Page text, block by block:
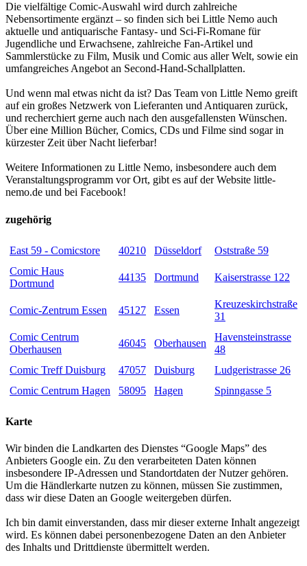
Die vielfältige Comic-Auswahl wird durch zahlreiche
Nebensortimente ergänzt – so finden sich bei Little Nemo auch
aktuelle und antiquarische Fantasy- und Sci-Fi-Romane für
Jugendliche und Erwachsene, zahlreiche Fan-Artikel und
Sammlerstücke zu Film, Musik und Comic aus aller Welt, sowie ein
umfangreiches Angebot an Second-Hand-Schallplatten.
Und wenn mal etwas nicht da ist? Das Team von Little Nemo greift
auf ein großes Netzwerk von Lieferanten und Antiquaren zurück,
und recherchiert gerne auch nach den ausgefallensten Wünschen.
Über eine Million Bücher, Comics, CDs und Filme sind sogar in
kürzester Zeit über Nacht lieferbar!
Weitere Informationen zu Little Nemo, insbesondere auch dem
Veranstaltungsprogramm vor Ort, gibt es auf der Website little-
nemo.de und bei Facebook!
zugehörig
East 59 - Comicstore 40210 Düsseldorf
Oststraße 59
Comic Haus
Dortmund
44135 Dortmund Kaiserstrasse 122
Comic-Zentrum Essen 45127 Essen
Kreuzeskirchstraße
31
Comic Centrum
Oberhausen
46045 Oberhausen
Havensteinstrasse
48
Comic Treff Duisburg
47057 Duisburg
Ludgeristrasse 26
Comic Centrum Hagen
58095 Hagen Spinngasse 5
Karte
Wir binden die Landkarten des Dienstes “Google Maps” des
Anbieters Google ein. Zu den verarbeiteten Daten können
insbesondere IP-Adressen und Standortdaten der Nutzer gehören.
Um die Händlerkarte nutzen zu können, müssen Sie zustimmen,
dass wir diese Daten an Google weitergeben dürfen.
Ich bin damit einverstanden, dass mir dieser externe Inhalt angezeigt
wird. Es können dabei personenbezogene Daten an den Anbieter
des Inhalts und Drittdienste übermittelt werden.